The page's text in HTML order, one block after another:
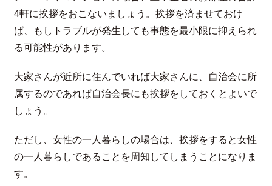
4軒に挨拶をおこないましょう。挨拶を済ませておけ
ば、もしトラブルが発生しても事態を最小限に抑えられ
る可能性があります。
大家さんが近所に住んでいれば大家さんに、自治会に所
属するのであれば自治会長にも挨拶をしておくとよいで
しょう。
ただし、女性の一人暮らしの場合は、挨拶をすると女性
の一人暮らしであることを周知してしまうことになりま
す。